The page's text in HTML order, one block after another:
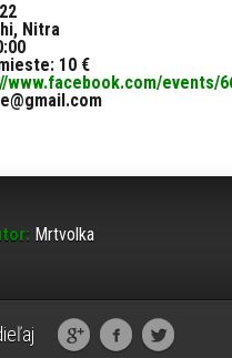
Nitra
10 €
www.facebook.com/events/
Mrtvolka